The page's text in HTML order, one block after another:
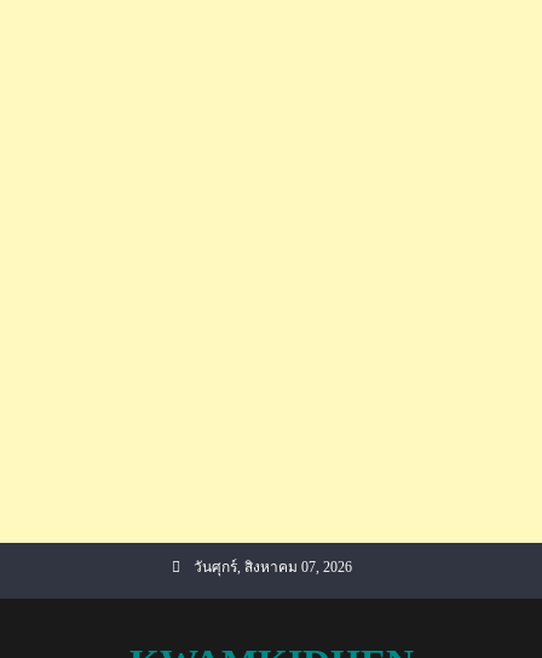
วันศุกร์, สิงหาคม 07, 2026